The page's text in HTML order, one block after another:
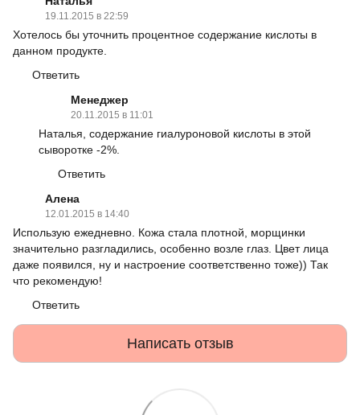
19.11.2015 в 22:59
Хотелось бы уточнить процентное содержание кислоты в
данном продукте.
Ответить
Менеджер
20.11.2015 в 11:01
Наталья, содержание гиалуроновой кислоты в этой
сыворотке -2%.
Ответить
Алена
12.01.2015 в 14:40
Использую ежедневно. Кожа стала плотной, морщинки
значительно разгладились, особенно возле глаз. Цвет лица
даже появился, ну и настроение соответственно тоже)) Так
что рекомендую!
Ответить
Написать отзыв